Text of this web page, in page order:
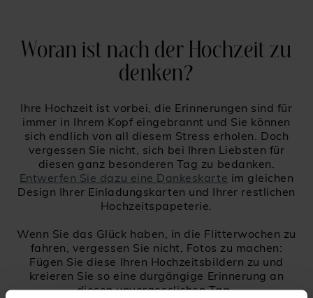
Woran ist nach der Hochzeit zu
denken?
Ihre Hochzeit ist vorbei, die Erinnerungen sind für
immer in Ihrem Kopf eingebrannt und Sie können
sich endlich von all diesem Stress erholen. Doch
vergessen Sie nicht, sich bei Ihren Liebsten für
diesen ganz besonderen Tag zu bedanken.
Entwerfen Sie dazu eine Dankeskarte im gleichen
Design Ihrer Einladungskarten und Ihrer restlichen
Hochzeitspapeterie.
Wenn Sie das Glück haben, in die Flitterwochen zu
fahren, vergessen Sie nicht, Fotos zu machen:
Fügen Sie diese Ihren Hochzeitsbildern zu und
kreieren Sie so eine durgängige Erinnerung an
diesen unvergesslichen Tag.